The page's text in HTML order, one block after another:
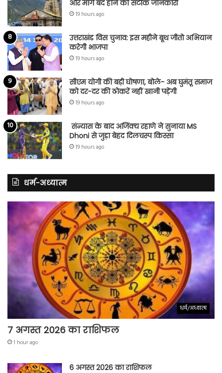
और मार्ग बंद होने की सटीक जानकारी
19 hours ago
उत्तराखंड विस चुनाव: इस महीने बूथ जीतो अभियान
करेगी भाजपा
19 hours ago
सीएम योगी की बड़ी घोषणा, बोले- अब घुमंतू समाज
को दर-दर की ठोकरें नहीं खानी पड़ेंगी
19 hours ago
संन्यास के बाद अजिंक्‍य रहाणे ने सुनाया MS
Dhoni से जुड़ा बेहद दिलचस्प किस्सा
19 hours ago
धर्म-अध्यात्म
धर्म/अध्यात्म
7 अगस्त 2026 का राशिफल
1 hour ago
6 अगस्त 2026 का राशिफल